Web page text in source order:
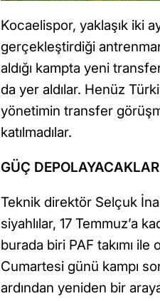
Kocaelispor, yaklaşık iki
gerçekleştirdiği
aldığı kampta yeni
da yer aldılar. Henüz
yönetimin transfer
katılmadılar.
GÜÇ DEPOLAYACAKLAR
Teknik direktör Selçuk
siyahlılar, 17 Temmuz’a
burada biri PAF takımı ile
Cumartesi günü kampı
ardından yeniden bir